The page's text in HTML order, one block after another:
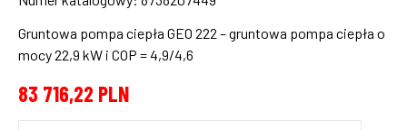
Gruntowa pompa ciepła GEO 222 – gruntowa pompa ciepła o
mocy 22,9 kW i COP = 4,9/4,6
83 716,22 PLN